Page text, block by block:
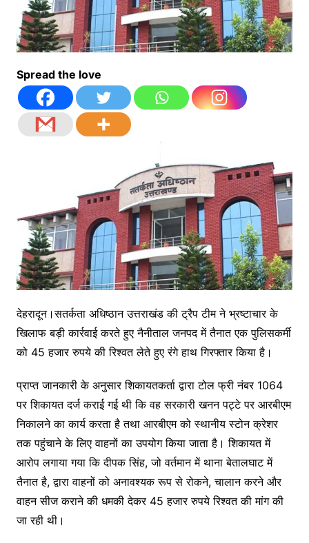
Spread the love
देहरादून।सतर्कता अधिष्ठान उत्तराखंड की ट्रैप टीम ने भ्रष्टाचार के
खिलाफ बड़ी कार्रवाई करते हुए नैनीताल जनपद में तैनात एक पुलिसकर्मी
को 45 हजार रुपये की रिश्वत लेते हुए रंगे हाथ गिरफ्तार किया है।
प्राप्त जानकारी के अनुसार शिकायतकर्ता द्वारा टोल फ्री नंबर 1064
पर शिकायत दर्ज कराई गई थी कि वह सरकारी खनन पट्टे पर आरबीएम
निकालने का कार्य करता है तथा आरबीएम को स्थानीय स्टोन क्रेशर
तक पहुंचाने के लिए वाहनों का उपयोग किया जाता है। शिकायत में
आरोप लगाया गया कि दीपक सिंह, जो वर्तमान में थाना बेतालघाट में
तैनात है, द्वारा वाहनों को अनावश्यक रूप से रोकने, चालान करने और
वाहन सीज कराने की धमकी देकर 45 हजार रुपये रिश्वत की मांग की
जा रही थी।